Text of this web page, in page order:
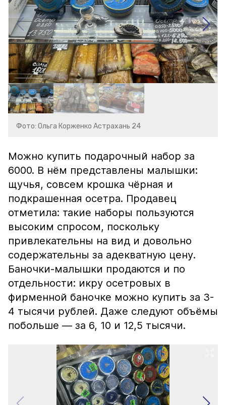
Фото: Ольга Корженко Астрахань 24
Можно купить подарочный набор за
6000. В нём представлены малышки:
щучья, совсем крошка чёрная и
подкрашенная осетра. Продавец
отметила: такие наборы пользуются
высоким спросом, поскольку
привлекательны на вид и довольно
содержательны за адекватную цену.
Баночки-малышки продаются и по
отдельности: икру осетровых в
фирменной баночке можно купить за 3-
4 тысячи рублей. Даже следуют объёмы
побольше — за 6, 10 и 12,5 тысячи.